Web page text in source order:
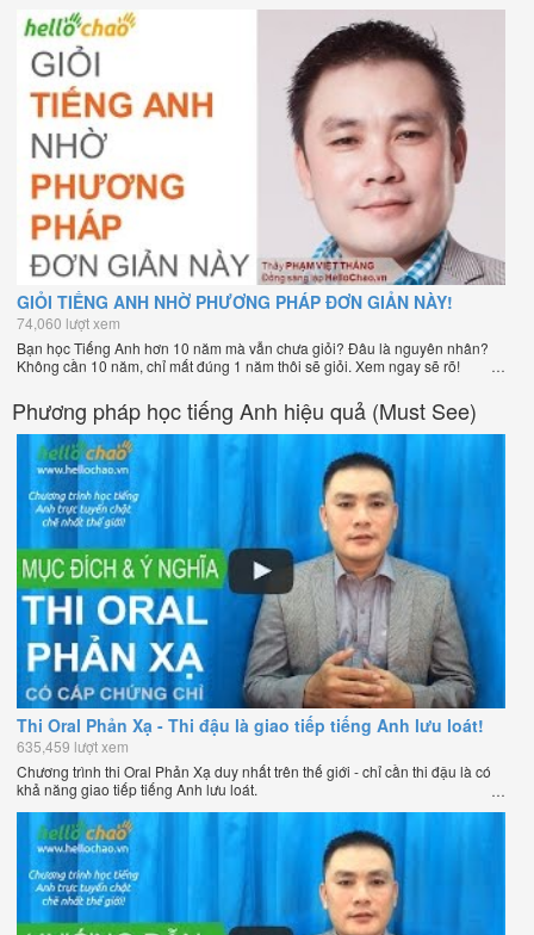
GIỎI TIẾNG ANH NHỜ PHƯƠNG PHÁP ĐƠN GIẢN NÀY!
74,060 lượt xem
Bạn học Tiếng Anh hơn 10 năm mà vẫn chưa giỏi? Đâu là nguyên nhân?
Không cần 10 năm, chỉ mất đúng 1 năm thôi sẽ giỏi. Xem ngay sẽ rõ!
Phương pháp học tiếng Anh hiệu quả (Must See)
Thi Oral Phản Xạ - Thi đậu là giao tiếp tiếng Anh lưu loát!
635,459 lượt xem
Chương trình thi Oral Phản Xạ duy nhất trên thế giới - chỉ cần thi đậu là có
khả năng giao tiếp tiếng Anh lưu loát.